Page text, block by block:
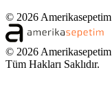
© 2026 Amerikasepetim
© 2026 Amerikasepetim
Tüm Hakları Saklıdır.